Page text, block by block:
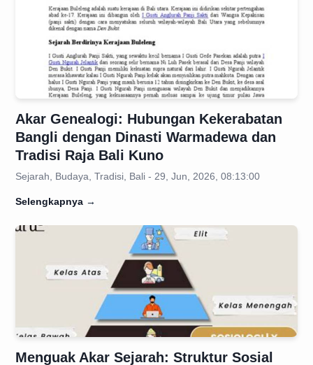
Akar Genealogi: Hubungan Kekerabatan
Bangli dengan Dinasti Warmadewa dan
Tradisi Raja Bali Kuno
Sejarah, Budaya, Tradisi, Bali - 29, Jun, 2026, 08:13:00
Selengkapnya →
Menguak Akar Sejarah: Struktur Sosial